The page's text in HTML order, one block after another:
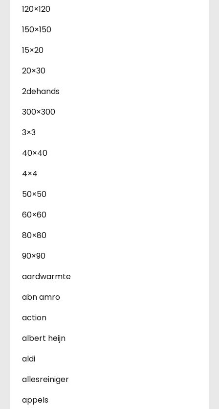
120×120
150×150
15×20
20×30
2dehands
300×300
3×3
40×40
4×4
50×50
60×60
80×80
90×90
aardwarmte
abn amro
action
albert heijn
aldi
allesreiniger
appels